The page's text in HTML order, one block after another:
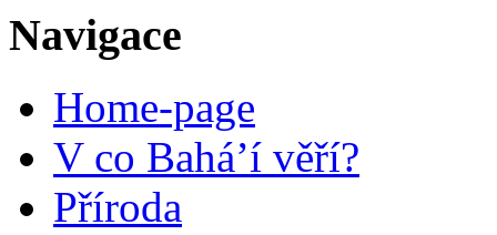
Navigace
Home-page
V co Bahá’í věří?
Příroda